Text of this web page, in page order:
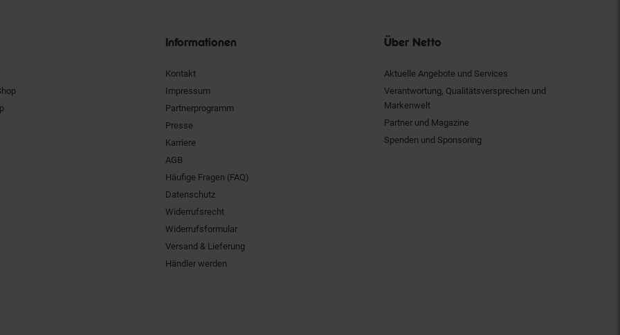
Informationen
Kontakt
Impressum
Partnerprogramm
Presse
Karriere
AGB
Häufige Fragen (FAQ)
Datenschutz
Widerrufsrecht
Widerrufsformular
Versand & Lieferung
Händler werden
Über Netto
Aktuelle Angebote und Services
Verantwortung, Qualitätsversprechen und
Markenwelt
Partner und Magazine
Spenden und Sponsoring